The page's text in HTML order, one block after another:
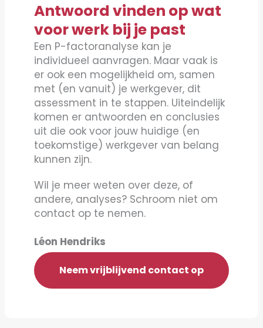
Antwoord vinden op wat
voor werk bij je past
Een P-factoranalyse kan je
individueel aanvragen. Maar vaak is
er ook een mogelijkheid om, samen
met (en vanuit) je werkgever, dit
assessment in te stappen. Uiteindelijk
komen er antwoorden en conclusies
uit die ook voor jouw huidige (en
toekomstige) werkgever van belang
kunnen zijn.
Wil je meer weten over deze, of
andere, analyses? Schroom niet om
contact op te nemen.
Léon Hendriks
Neem vrijblijvend contact op